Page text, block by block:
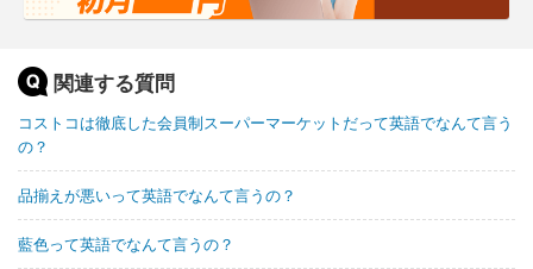
関連する質問
コストコは徹底した会員制スーパーマーケットだって英語でなんて言う
の？
品揃えが悪いって英語でなんて言うの？
藍色って英語でなんて言うの？